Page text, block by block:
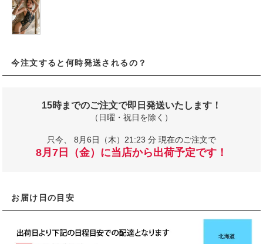
今注文すると何時発送されるの？
15時までのご注文で即日発送いたします！
（日曜・祝日を除く）
只今、 8月6日（木）21:23 分 現在のご注文で
8月7日（金）に当店から出荷予定です！
お届け日の目安